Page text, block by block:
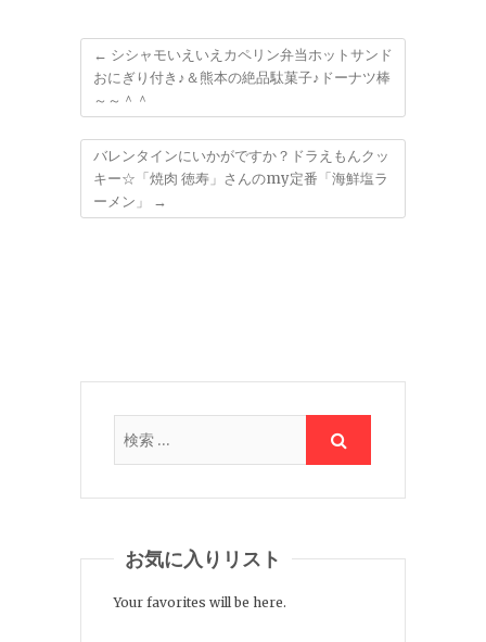
← シシャモいえいえカペリン弁当ホットサンド
おにぎり付き♪＆熊本の絶品駄菓子♪ドーナツ棒
～～＾＾
バレンタインにいかがですか？ドラえもんクッ
キー☆「焼肉 徳寿」さんのmy定番「海鮮塩ラ
ーメン」
→
お気に入りリスト
Your favorites will be here.